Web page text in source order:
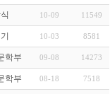
10-09 11549
10-03 8581
학부 09-08 14273
학부 08-18 7518